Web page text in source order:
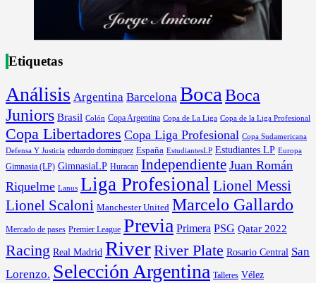
Etiquetas
Análisis Argentina Barcelona Boca Boca
Juniors Brasil Colón Copa Argentina Copa de La Liga Copa de la Liga Profesional
Copa Libertadores Copa Liga Profesional Copa Sudamericana
Defensa Y Justicia eduardo dominguez España EstudiantesLP Estudiantes LP Europa
Gimnasia (LP) GimnasiaLP Huracan Independiente Juan Román
Riquelme Lanus Liga Profesional Lionel Messi
Lionel Scaloni Manchester United Marcelo Gallardo
Mercado de pases Premier League Previa Primera PSG Qatar 2022
Racing Real Madrid RiverRiver Plate Rosario Central San
Lorenzo. Selección Argentina Talleres Vélez